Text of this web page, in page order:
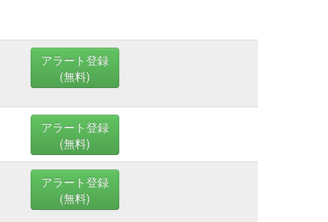
アラート登録
(無料)
アラート登録
(無料)
アラート登録
(無料)